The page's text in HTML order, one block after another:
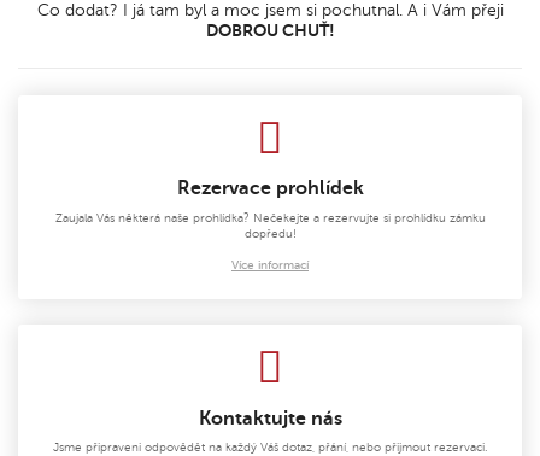
Co dodat? I já tam byl a moc jsem si pochutnal. A i Vám přeji
DOBROU CHUŤ!
Rezervace prohlídek
Zaujala Vás některá naše prohlídka? Nečekejte a rezervujte si prohlídku zámku
dopředu!
Více informací
Kontaktujte nás
Jsme připraveni odpovědět na každý Váš dotaz, přání, nebo přijmout rezervaci.